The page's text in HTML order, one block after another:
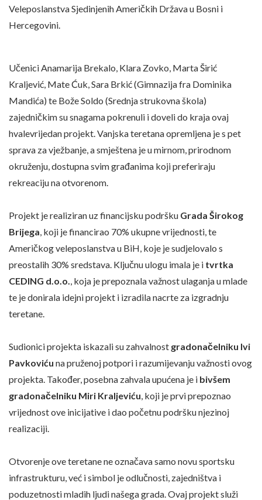
Veleposlanstva Sjedinjenih Američkih Država u Bosni i
Hercegovini.
Učenici Anamarija Brekalo, Klara Zovko, Marta Širić
Kraljević, Mate Ćuk, Sara Brkić (Gimnazija fra Dominika
Mandića) te Bože Soldo (Srednja strukovna škola)
zajedničkim su snagama pokrenuli i doveli do kraja ovaj
hvalevrijedan projekt. Vanjska teretana opremljena je s pet
sprava za vježbanje, a smještena je u mirnom, prirodnom
okruženju, dostupna svim građanima koji preferiraju
rekreaciju na otvorenom.
Projekt je realiziran uz financijsku podršku Grada Širokog
Brijega , koji je financirao 70% ukupne vrijednosti, te
Američkog veleposlanstva u BiH, koje je sudjelovalo s
preostalih 30% sredstava. Ključnu ulogu imala je i tvrtka
CEDING d.o.o.
, koja je prepoznala važnost ulaganja u mlade
te je donirala idejni projekt i izradila nacrte za izgradnju
teretane.
Sudionici projekta iskazali su zahvalnost gradonačelniku Ivi
Pavkoviću na pruženoj potpori i razumijevanju važnosti ovog
projekta. Također, posebna zahvala upućena je i bivšem
gradonačelniku Miri Kraljeviću , koji je prvi prepoznao
vrijednost ove inicijative i dao početnu podršku njezinoj
realizaciji.
Otvorenje ove teretane ne označava samo novu sportsku
infrastrukturu, već i simbol je odlučnosti, zajedništva i
poduzetnosti mladih ljudi našega grada. Ovaj projekt služi